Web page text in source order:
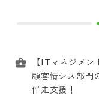
【ITマネジメ
顧客情シス部門
伴走支援！